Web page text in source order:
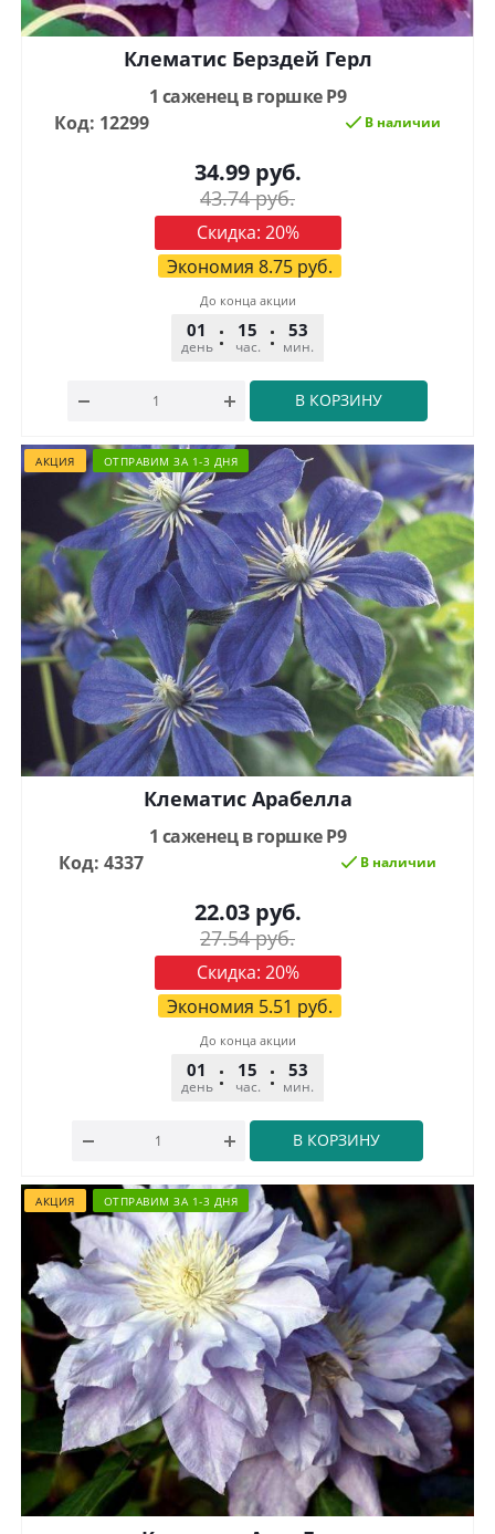
Клематис Берздей Герл
1 саженец в горшке Р9
Код: 12299
В наличии
34.99руб.
43.74руб.
Скидка: 20%
Экономия 8.75руб.
В КОРЗИНУ
До конца акции
01
день
15
час.
53
мин.
АКЦИЯ ОТПРАВИМ ЗА 1-3 ДНЯ
Клематис Арабелла
1 саженец в горшке Р9
Код: 4337
В наличии
22.03руб.
27.54руб.
Скидка: 20%
Экономия 5.51 руб.
В КОРЗИНУ
До конца акции
01
день
15
час.
53
мин.
АКЦИЯ ОТПРАВИМ ЗА 1-3 ДНЯ